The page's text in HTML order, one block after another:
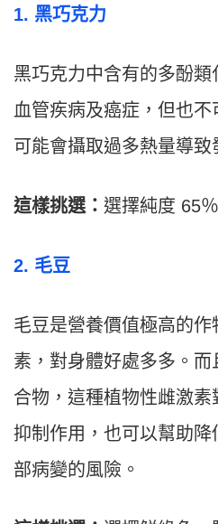
1. 黑巧克力
黑巧克力中含有的多酚
血管疾病及癌症，但也不
可能會攝取過多熱量導致
這樣挑選： 選擇純度 65
2. 毛豆
毛豆是營養價值極高的
素，對身體好處多多。
合物，這種植物性雌激
抑制作用，也可以幫助
部病變的風險。